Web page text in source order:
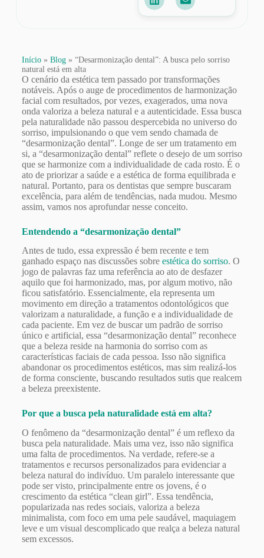
Início» Blog» “Desarmonização dental”: A busca pelo sorriso
natural está em alta
O cenário da estética tem passado por transformações
notáveis. Após o auge de procedimentos de harmonização
facial com resultados, por vezes, exagerados, uma nova
onda valoriza a beleza natural e a autenticidade. Essa busca
pela naturalidade não passou despercebida no universo do
sorriso, impulsionando o que vem sendo chamada de
“desarmonização dental”. Longe de ser um tratamento em
si, a “desarmonização dental” reflete o desejo de um sorriso
que se harmonize com a individualidade de cada rosto. É o
ato de priorizar a saúde e a estética de forma equilibrada e
natural. Portanto, para os dentistas que sempre buscaram
excelência, para além de tendências, nada mudou. Mesmo
assim, vamos nos aprofundar nesse conceito.
Entendendo a “desarmonização dental”
Antes de tudo, essa expressão é bem recente e tem
ganhado espaço nas discussões sobreestética do sorriso. O
jogo de palavras faz uma referência ao ato de desfazer
aquilo que foi harmonizado, mas, por algum motivo, não
ficou satisfatório. Essencialmente, ela representa um
movimento em direção a tratamentos odontológicos que
valorizam a naturalidade, a função e a individualidade de
cada paciente. Em vez de buscar um padrão de sorriso
único e artificial, essa “desarmonização dental” reconhece
que a beleza reside na harmonia do sorriso com as
características faciais de cada pessoa. Isso não significa
abandonar os procedimentos estéticos, mas sim realizá-los
de forma consciente, buscando resultados sutis que realcem
a beleza preexistente.
Por que a busca pela naturalidade está em alta?
O fenômeno da “desarmonização dental” é um reflexo da
busca pela naturalidade. Mais uma vez, isso não significa
uma falta de procedimentos. Na verdade, refere-se a
tratamentos e recursos personalizados para evidenciar a
beleza natural do indivíduo. Um paralelo interessante que
pode ser visto, principalmente entre os jovens, é o
crescimento da estética “clean girl”. Essa tendência,
popularizada nas redes sociais, valoriza a beleza
minimalista, com foco em uma pele saudável, maquiagem
leve e um visual descomplicado que realça a beleza natural
sem excessos.